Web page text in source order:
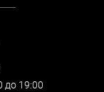
до 19:00